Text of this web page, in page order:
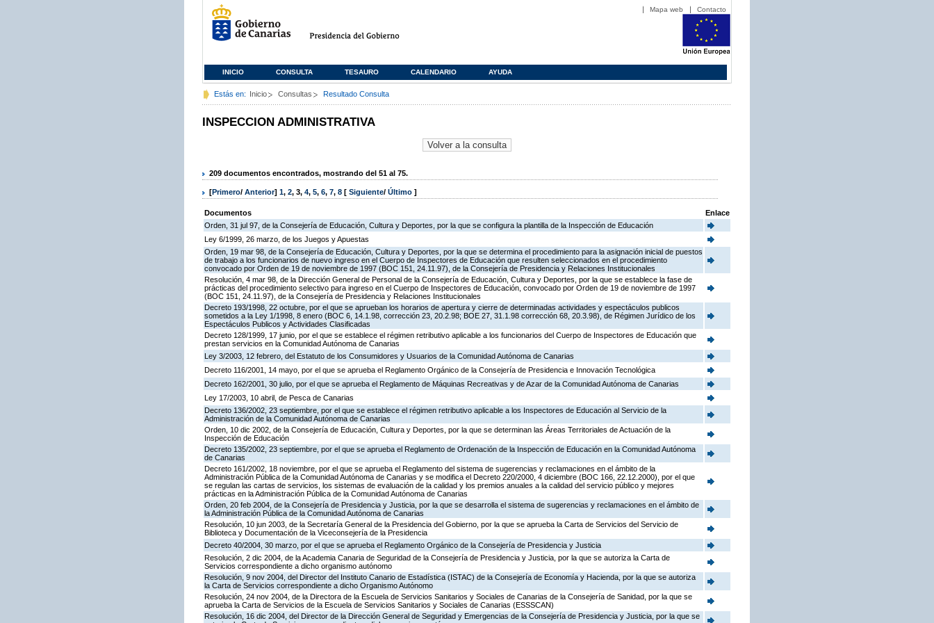
Mapa web Contacto
INICIO CONSULTA TESAURO CALENDARIO AYUDA
Estás en: Inicio Consultas Resultado Consulta
INSPECCION ADMINISTRATIVA
209 documentos encontrados, mostrando del 51 al 75.
[Primero/ Anterior] 1, 2, 3, 4, 5, 6, 7, 8 [ Siguiente/ Último ]
Documentos
Enlace
Orden, 31 jul 97, de la Consejería de Educación, Cultura y Deportes, por la que se configura la plantilla de la Inspección de Educación
Ley 6/1999, 26 marzo, de los Juegos y Apuestas
Orden, 19 mar 98, de la Consejería de Educación, Cultura y Deportes, por la que se determina el procedimiento para la asignación inicial de puestos
de trabajo a los funcionarios de nuevo ingreso en el Cuerpo de Inspectores de Educación que resulten seleccionados en el procedimiento
convocado por Orden de 19 de noviembre de 1997 (BOC 151, 24.11.97), de la Consejería de Presidencia y Relaciones Institucionales
Resolución, 4 mar 98, de la Dirección General de Personal de la Consejería de Educación, Cultura y Deportes, por la que se establece la fase de
prácticas del procedimiento selectivo para ingreso en el Cuerpo de Inspectores de Educación, convocado por Orden de 19 de noviembre de 1997
(BOC 151, 24.11.97), de la Consejería de Presidencia y Relaciones Institucionales
Decreto 193/1998, 22 octubre, por el que se aprueban los horarios de apertura y cierre de determinadas actividades y espectáculos publicos
sometidos a la Ley 1/1998, 8 enero (BOC 6, 14.1.98, corrección 23, 20.2.98; BOE 27, 31.1.98 corrección 68, 20.3.98), de Régimen Jurídico de los
Espectáculos Publicos y Actividades Clasificadas
Decreto 128/1999, 17 junio, por el que se establece el régimen retributivo aplicable a los funcionarios del Cuerpo de Inspectores de Educación que
prestan servicios en la Comunidad Autónoma de Canarias
Ley 3/2003, 12 febrero, del Estatuto de los Consumidores y Usuarios de la Comunidad Autónoma de Canarias
Decreto 116/2001, 14 mayo, por el que se aprueba el Reglamento Orgánico de la Consejería de Presidencia e Innovación Tecnológica
Decreto 162/2001, 30 julio, por el que se aprueba el Reglamento de Máquinas Recreativas y de Azar de la Comunidad Autónoma de Canarias
Ley 17/2003, 10 abril, de Pesca de Canarias
Decreto 136/2002, 23 septiembre, por el que se establece el régimen retributivo aplicable a los Inspectores de Educación al Servicio de la
Administración de la Comunidad Autónoma de Canarias
Orden, 10 dic 2002, de la Consejería de Educación, Cultura y Deportes, por la que se determinan las Áreas Territoriales de Actuación de la
Inspección de Educación
Decreto 135/2002, 23 septiembre, por el que se aprueba el Reglamento de Ordenación de la Inspección de Educación en la Comunidad Autónoma
de Canarias
Decreto 161/2002, 18 noviembre, por el que se aprueba el Reglamento del sistema de sugerencias y reclamaciones en el ámbito de la
Administración Pública de la Comunidad Autónoma de Canarias y se modifica el Decreto 220/2000, 4 diciembre (BOC 166, 22.12.2000), por el que
se regulan las cartas de servicios, los sistemas de evaluación de la calidad y los premios anuales a la calidad del servicio público y mejores
prácticas en la Administración Pública de la Comunidad Autónoma de Canarias
Orden, 20 feb 2004, de la Consejería de Presidencia y Justicia, por la que se desarrolla el sistema de sugerencias y reclamaciones en el ámbito de
la Administración Pública de la Comunidad Autónoma de Canarias
Resolución, 10 jun 2003, de la Secretaría General de la Presidencia del Gobierno, por la que se aprueba la Carta de Servicios del Servicio de
Biblioteca y Documentación de la Viceconsejería de la Presidencia
Decreto 40/2004, 30 marzo, por el que se aprueba el Reglamento Orgánico de la Consejería de Presidencia y Justicia
Resolución, 2 dic 2004, de la Academia Canaria de Seguridad de la Consejería de Presidencia y Justicia, por la que se autoriza la Carta de
Servicios correspondiente a dicho organismo autónomo
Resolución, 9 nov 2004, del Director del Instituto Canario de Estadística (ISTAC) de la Consejería de Economía y Hacienda, por la que se autoriza
la Carta de Servicios correspondiente a dicho Organismo Autónomo
Resolución, 24 nov 2004, de la Directora de la Escuela de Servicios Sanitarios y Sociales de Canarias de la Consejería de Sanidad, por la que se
aprueba la Carta de Servicios de la Escuela de Servicios Sanitarios y Sociales de Canarias (ESSSCAN)
Resolución, 16 dic 2004, del Director de la Dirección General de Seguridad y Emergencias de la Consejería de Presidencia y Justicia, por la que se